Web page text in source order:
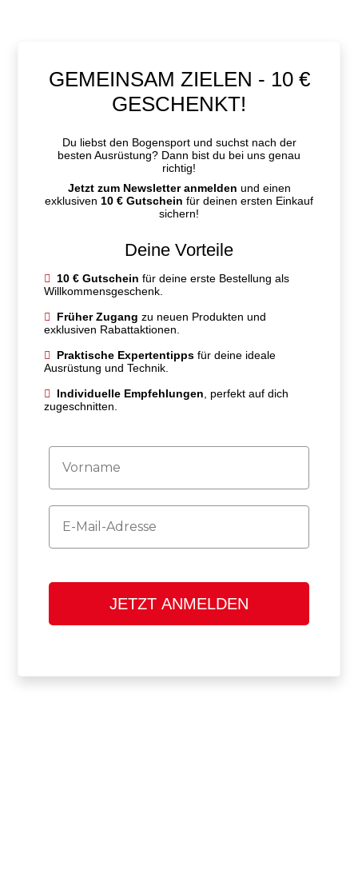
GEMEINSAM ZIELEN - 10 €
GESCHENKT!
Du liebst den Bogensport und suchst nach der
besten Ausrüstung? Dann bist du bei uns genau
richtig!
Jetzt zum Newsletter anmelden und einen
exklusiven 10 € Gutschein für deinen ersten Einkauf
sichern!
Deine Vorteile
10 € Gutschein für deine erste Bestellung als
Willkommensgeschenk.
Früher Zugang zu neuen Produkten und
exklusiven Rabattaktionen.
Praktische Expertentipps für deine ideale
Ausrüstung und Technik.
Individuelle Empfehlungen , perfekt auf dich
zugeschnitten.
Firstname
Email
JETZT ANMELDEN